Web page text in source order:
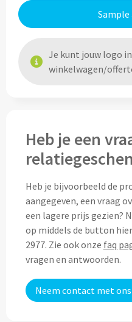
Dubbelwandige glazen
Wijn- & Champagneglazen
Waterkaraffen bedrukken
Alle glazen
Overige drinkwaren
Wijngeschenken
Cocktailsets bedrukken
Sample
Je kunt jouw logo
winkelwagen/
Heb je een
Heb je bijvoorbeeld de
aangegeven, een vraag
een lagere prijs gezien?
op middels de button
2977. Zie ook onze faq
vragen en antwoorden.
Neem contact met